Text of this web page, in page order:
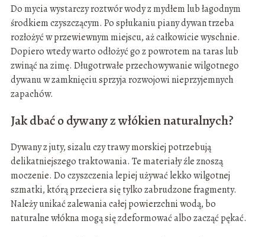
Do mycia wystarczy roztwór wody z mydłem lub łagodnym
środkiem czyszczącym. Po spłukaniu piany dywan trzeba
rozłożyć w przewiewnym miejscu, aż całkowicie wyschnie.
Dopiero wtedy warto odłożyć go z powrotem na taras lub
zwinąć na zimę. Długotrwałe przechowywanie wilgotnego
dywanu w zamknięciu sprzyja rozwojowi nieprzyjemnych
zapachów.
Jak dbać o dywany z włókien naturalnych?
Dywany z juty, sizalu czy trawy morskiej potrzebują
delikatniejszego traktowania. Te materiały źle znoszą
moczenie. Do czyszczenia lepiej używać lekko wilgotnej
szmatki, którą przeciera się tylko zabrudzone fragmenty.
Należy unikać zalewania całej powierzchni wodą, bo
naturalne włókna mogą się zdeformować albo zacząć pękać.